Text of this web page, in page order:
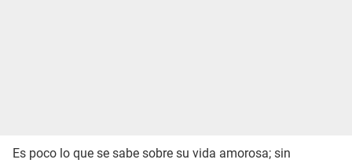
Es poco lo que se sabe sobre su vida amorosa; sin